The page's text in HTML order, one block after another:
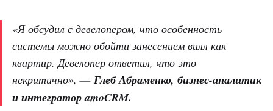
«Я обсудил с девелопером, что особенность
системы можно обойти занесением вилл как
квартир. Девелопер ответил, что это
некритично»,— Глеб Абраменко, бизнес-аналитик
и интегратор amoCRM.